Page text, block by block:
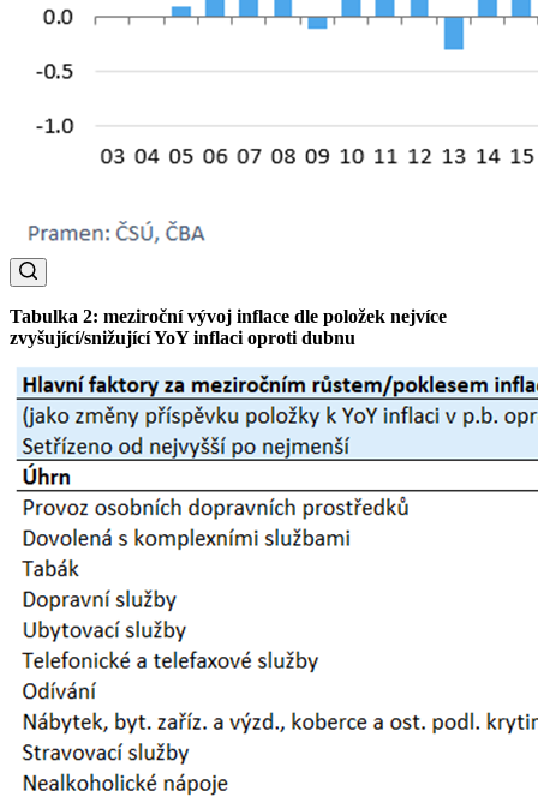
Tabulka 2: meziroční vývoj inflace dle položek nejvíce
zvyšující/snižující YoY inflaci oproti dubnu